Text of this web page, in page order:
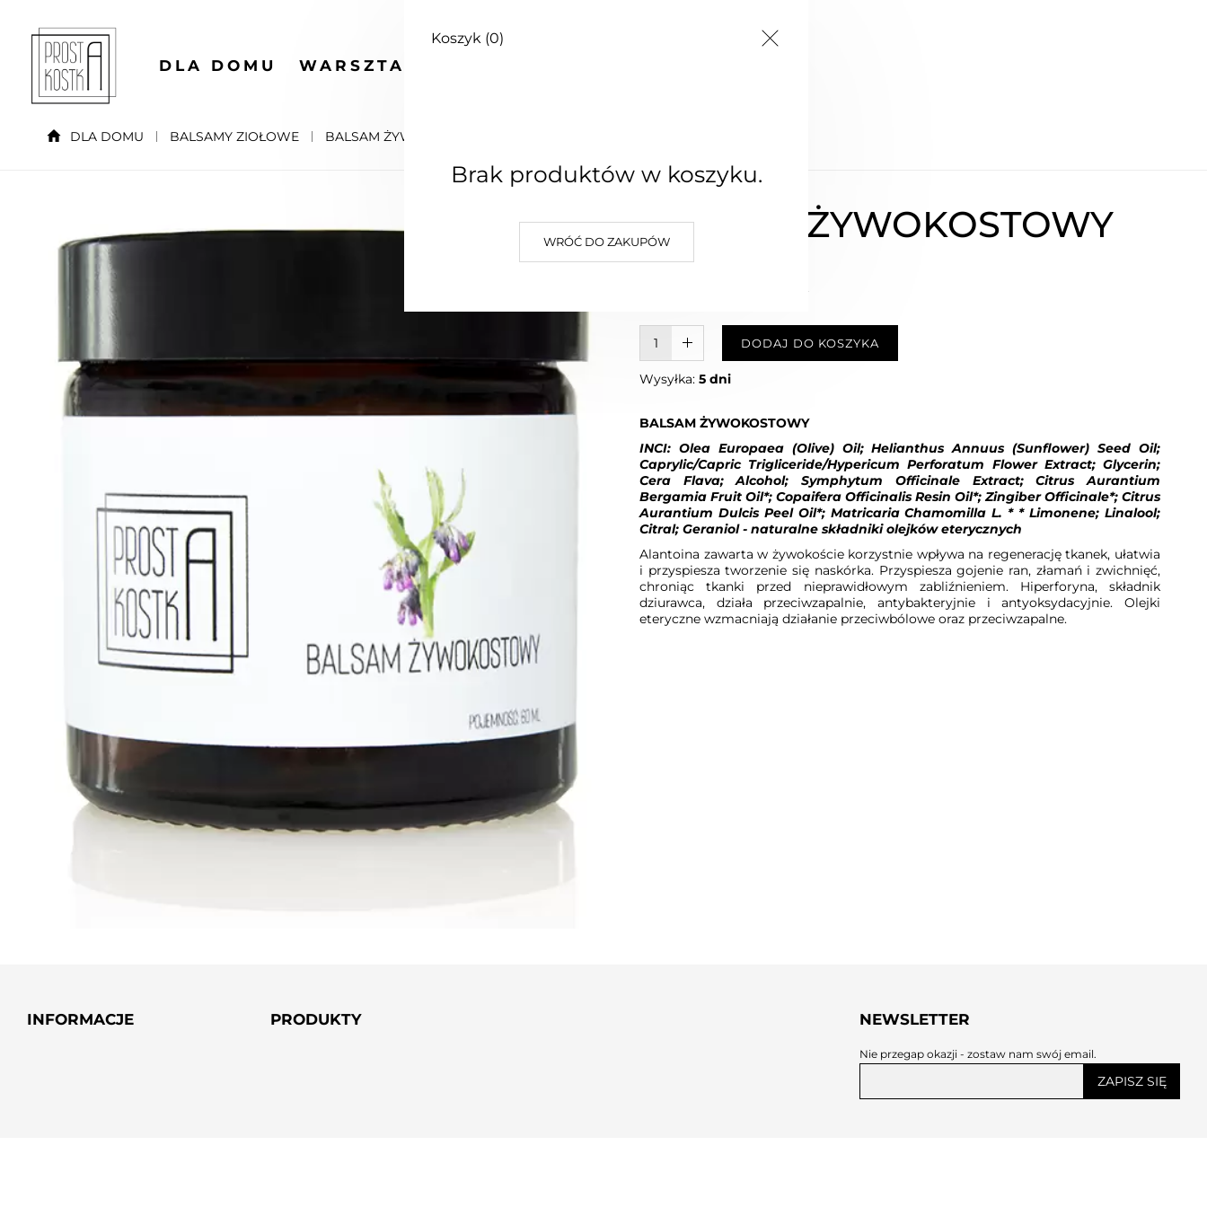
DLA DOMU WARSZTATY
Koszyk (0)
Brak produktów w koszyku.
WRÓĆ DO ZAKUPÓW
DLA DOMU BALSAMY ZIOŁOWE BALSAM ŻYWOKOSTOWY
BALSAM ŻYWOKOSTOWY
36,00 zł
W KOSZYKU :)DODAJ DO KOSZYKA
Wysyłka: 5 dni
BALSAM ŻYWOKOSTOWY
INCI: Olea Europaea (Olive) Oil; Helianthus Annuus (Sunflower) Seed Oil;
Caprylic/Capric Trigliceride/Hypericum Perforatum Flower Extract; Glycerin;
Cera Flava; Alcohol; Symphytum Officinale Extract; Citrus Aurantium
Bergamia Fruit Oil*; Copaifera Officinalis Resin Oil*; Zingiber Officinale*; Citrus
Aurantium Dulcis Peel Oil*; Matricaria Chamomilla L. * * Limonene; Linalool;
Citral; Geraniol - naturalne składniki olejków eterycznych
Alantoina zawarta w żywokoście korzystnie wpływa na regenerację tkanek, ułatwia
i przyspiesza tworzenie się naskórka. Przyspiesza gojenie ran, złamań i zwichnięć,
chroniąc tkanki przed nieprawidłowym zabliźnieniem. Hiperforyna, składnik
dziurawca, działa przeciwzapalnie, antybakteryjnie i antyoksydacyjnie. Olejki
eteryczne wzmacniają działanie przeciwbólowe oraz przeciwzapalne.
INFORMACJE PRODUKTY NEWSLETTER
Nie przegap okazji - zostaw nam swój email.
ZAPISZ SIĘ